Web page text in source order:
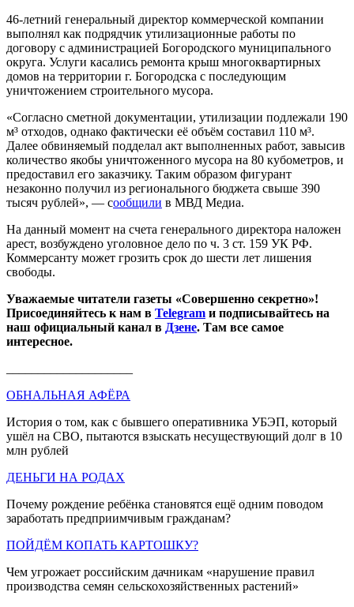
46-летний генеральный директор коммерческой компании
выполнял как подрядчик утилизационные работы по
договору с администрацией Богородского муниципального
округа. Услуги касались ремонта крыш многоквартирных
домов на территории г. Богородска с последующим
уничтожением строительного мусора.
«Согласно сметной документации, утилизации подлежали 190
м³ отходов, однако фактически её объём составил 110 м³.
Далее обвиняемый подделал акт выполненных работ, завысив
количество якобы уничтоженного мусора на 80 кубометров, и
предоставил его заказчику. Таким образом фигурант
незаконно получил из регионального бюджета свыше 390
тысяч рублей», — сообщили в МВД Медиа.
На данный момент на счета генерального директора наложен
арест, возбуждено уголовное дело по ч. 3 ст. 159 УК РФ.
Коммерсанту может грозить срок до шести лет лишения
свободы.
Уважаемые читатели газеты «Совершенно секретно»!
Присоединяйтесь к нам в Telegram и подписывайтесь на
наш официальный канал в Дзене. Там все самое
интересное.
ОБНАЛЬНАЯ АФЁРА
История о том, как с бывшего оперативника УБЭП, который
ушёл на СВО, пытаются взыскать несуществующий долг в 10
млн рублей
ДЕНЬГИ НА РОДАХ
Почему рождение ребёнка становятся ещё одним поводом
заработать предприимчивым гражданам?
ПОЙДЁМ КОПАТЬ КАРТОШКУ?
Чем угрожает российским дачникам «нарушение правил
производства семян сельскохозяйственных растений»